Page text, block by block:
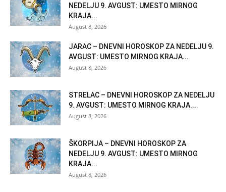
NEDELJU 9. AVGUST: UMESTO MIRNOG
KRAJA...
August 8, 2026
JARAC – DNEVNI HOROSKOP ZA NEDELJU 9.
AVGUST: UMESTO MIRNOG KRAJA...
August 8, 2026
STRELAC – DNEVNI HOROSKOP ZA NEDELJU
9. AVGUST: UMESTO MIRNOG KRAJA...
August 8, 2026
ŠKORPIJA – DNEVNI HOROSKOP ZA
NEDELJU 9. AVGUST: UMESTO MIRNOG
KRAJA...
August 8, 2026